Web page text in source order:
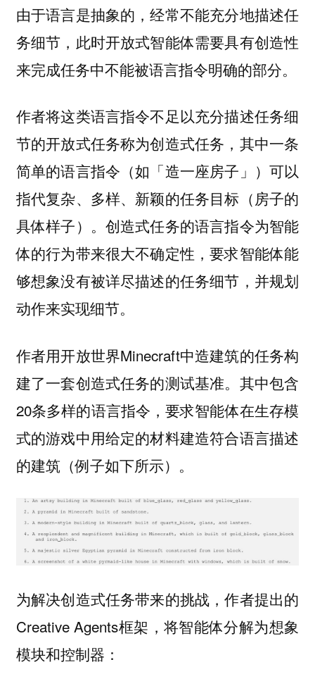
由于语言是抽象的，经常不能充分地描述任
务细节，此时开放式智能体需要具有创造性
来完成任务中不能被语言指令明确的部分。‍
作者将这类语言指令不足以充分描述任务细
节的开放式任务称为创造式任务，其中一条
简单的语言指令（如「造一座房子」）可以
指代复杂、多样、新颖的任务目标（房子的
具体样子）。创造式任务的语言指令为智能
体的行为带来很大不确定性，要求智能体能
够想象没有被详尽描述的任务细节，并规划
动作来实现细节。
作者用开放世界Minecraft中造建筑的任务构
建了一套创造式任务的测试基准。其中包含
20条多样的语言指令，要求智能体在生存模
式的游戏中用给定的材料建造符合语言描述
的建筑（例子如下所示）。
为解决创造式任务带来的挑战，作者提出的
Creative Agents框架，将智能体分解为想象
模块和控制器：